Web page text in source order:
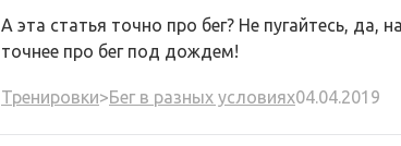
А эта статья точно про бег? Не пугайтесь, да,
точнее про бег под дождем!
Тренировки>Бег в разных условиях04.04.2019